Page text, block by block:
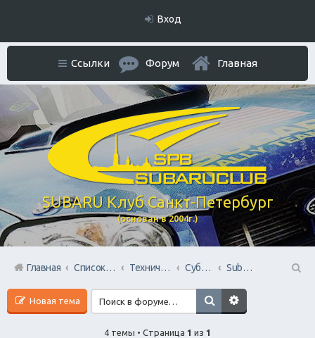
Вход
SUBARU Клуб Санкт-Петербург
(основан в 2004г.)
Ссылки Форум Главная
Главная Список форумов Технический раздел Субару Cервисы Санкт-Петербурга
Subaru BOX &amp; Donorparts shop
Новая тема
4 темы • Страница 1 из 1